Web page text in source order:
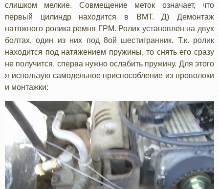
слишком мелкие. Совмещение меток означает, что
первый цилиндр находится в ВМТ. Д) Демонтаж
натяжного ролика ремня ГРМ. Ролик установлен на двух
болтах, один из них под 8ой шестигранник. Т.к. ролик
находится под натяжением пружины, то снять его сразу
не получится, сперва нужно ослабить пружину. Для этого
я использую самодельное приспособление из проволоки
и монтажки: